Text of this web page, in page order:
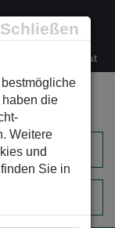
Schließen
die
Weitere
und
Sie in
office@leso.at